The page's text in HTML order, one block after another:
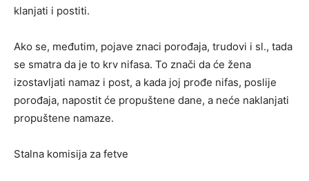
klanjati i postiti.
Ako se, međutim, pojave znaci porođaja, trudovi i sl., tada
se smatra da je to krv nifasa. To znači da će žena
izostavljati namaz i post, a kada joj prođe nifas, poslije
porođaja, napostit će propuštene dane, a neće naklanjati
propuštene namaze.
Stalna komisija za fetve